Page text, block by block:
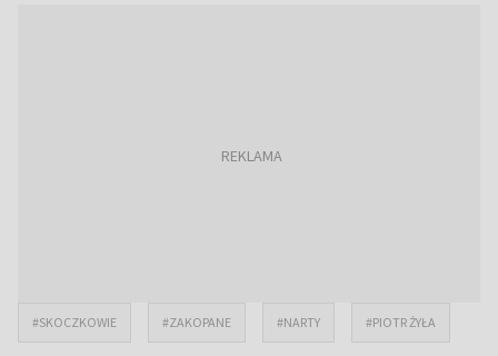
#SKOCZKOWIE #ZAKOPANE #NARTY #PIOTR ŻYŁA